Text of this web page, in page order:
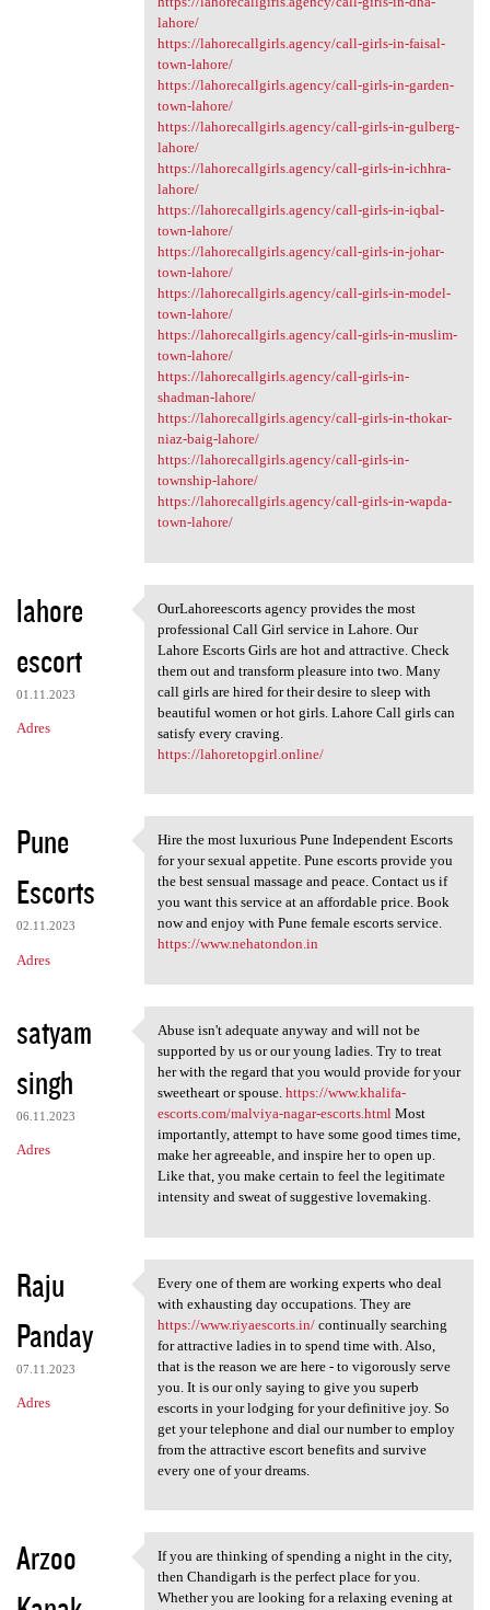
lahore/
https://lahorecallgirls.agency/call-girls-in-faisal-
town-lahore/
https://lahorecallgirls.agency/call-girls-in-garden-
town-lahore/
https://lahorecallgirls.agency/call-girls-in-gulberg-
lahore/
https://lahorecallgirls.agency/call-girls-in-ichhra-
lahore/
https://lahorecallgirls.agency/call-girls-in-iqbal-
town-lahore/
https://lahorecallgirls.agency/call-girls-in-johar-
town-lahore/
https://lahorecallgirls.agency/call-girls-in-model-
town-lahore/
https://lahorecallgirls.agency/call-girls-in-muslim-
town-lahore/
https://lahorecallgirls.agency/call-girls-in-
shadman-lahore/
https://lahorecallgirls.agency/call-girls-in-thokar-
niaz-baig-lahore/
https://lahorecallgirls.agency/call-girls-in-
township-lahore/
https://lahorecallgirls.agency/call-girls-in-wapda-
town-lahore/
lahore
escort
01.11.2023
Adres
OurLahoreescorts agency
OurLahoreescorts agency provides the most
professional Call Girl service in Lahore. Our
Lahore Escorts Girls are hot and attractive. Check
them out and transform pleasure into two. Many
call girls are hired for their desire to sleep with
beautiful women or hot girls. Lahore Call girls can
satisfy every craving.
https://lahoretopgirl.online/
Pune
Escorts
02.11.2023
Adres
Hire the most luxurious Pune
Hire the most luxurious Pune Independent Escorts
for your sexual appetite. Pune escorts provide you
the best sensual massage and peace. Contact us if
you want this service at an affordable price. Book
now and enjoy with Pune female escorts service.
https://www.nehatondon.in
satyam
singh
06.11.2023
Adres
Abuse isn't adequate anyway
Abuse isn't adequate anyway and will not be
supported by us or our young ladies. Try to treat
her with the regard that you would provide for your
sweetheart or spouse. https://www.khalifa-
escorts.com/malviya-nagar-escorts.htmlMost
importantly, attempt to have some good times time,
make her agreeable, and inspire her to open up.
Like that, you make certain to feel the legitimate
intensity and sweat of suggestive lovemaking.
Raju
Panday
07.11.2023
Adres
Every one of them are working
Every one of them are working experts who deal
with exhausting day occupations. They are
https://www.riyaescorts.in/continually searching
for attractive ladies in to spend time with. Also,
that is the reason we are here - to vigorously serve
you. It is our only saying to give you superb
escorts in your lodging for your definitive joy. So
get your telephone and dial our number to employ
from the attractive escort benefits and survive
every one of your dreams.
Arzoo
If you are thinking of
If you are thinking of spending a night in the city,
then Chandigarh is the perfect place for you.
Whether you are looking for a relaxing evening at